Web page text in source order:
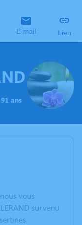
E-mail Lien
ans
vous
survenu